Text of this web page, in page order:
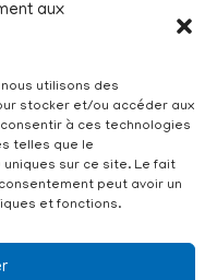
aux
utilisons des
stocker et/ou accéder aux
à ces technologies
telles que le
sur ce site. Le fait
peut avoir un
et fonctions.
devis